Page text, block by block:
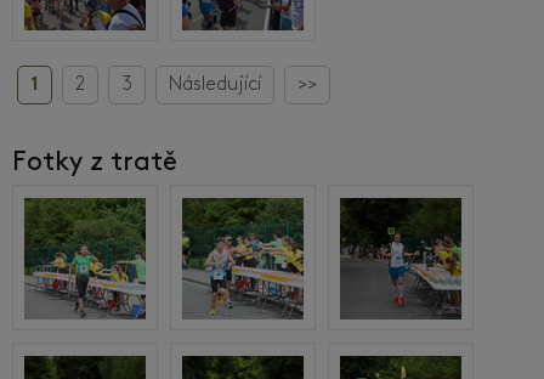
1 2 3 Následující >>
Fotky z tratě